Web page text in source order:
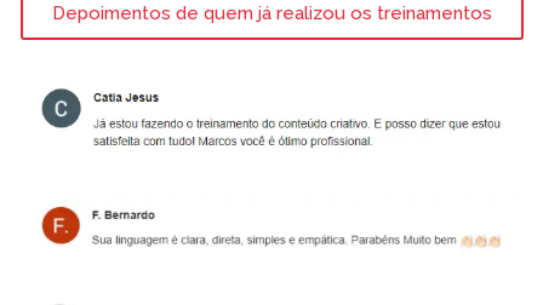
Depoimentos de quem já realizou os treinamentos